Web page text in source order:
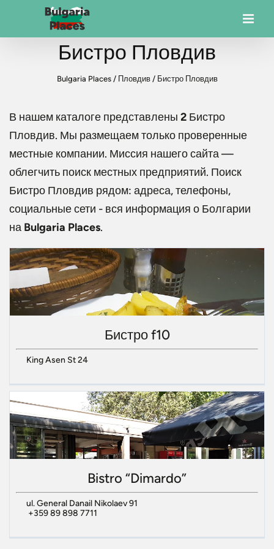
Бистро Пловдив
Bulgaria Places/ Пловдив/ Бистро Пловдив
В нашем каталоге представлены 2 Бистро
Пловдив. Мы размещаем только проверенные
местные компании. Миссия нашего сайта —
облегчить поиск местных предприятий. Поиск
Бистро Пловдив рядом: адреса, телефоны,
социальные сети - вся информация о Болгарии
на Bulgaria Places.
Бистро f10
King Asen St 24
Bistro “Dimardo”
ul. General Danail Nikolaev 91
+359 89 898 7711